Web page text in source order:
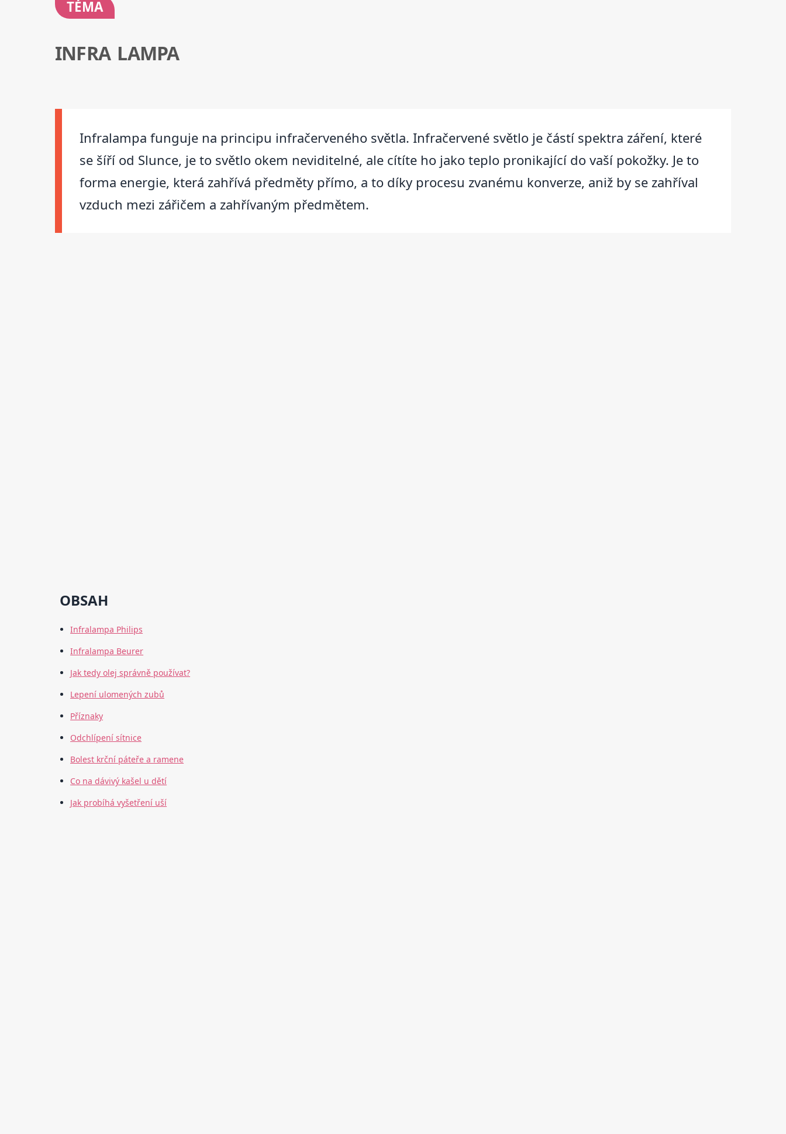
TÉMA
INFRA LAMPA
Infralampa funguje na principu infračerveného světla. Infračervené světlo je částí spektra záření, které
se šíří od Slunce, je to světlo okem neviditelné, ale cítíte ho jako teplo pronikající do vaší pokožky. Je to
forma energie, která zahřívá předměty přímo, a to díky procesu zvanému konverze, aniž by se zahříval
vzduch mezi zářičem a zahřívaným předmětem.
OBSAH
Infralampa Philips
Infralampa Beurer
Jak tedy olej správně používat?
Lepení ulomených zubů
Příznaky
Odchlípení sítnice
Bolest krční páteře a ramene
Co na dávivý kašel u dětí
Jak probíhá vyšetření uší